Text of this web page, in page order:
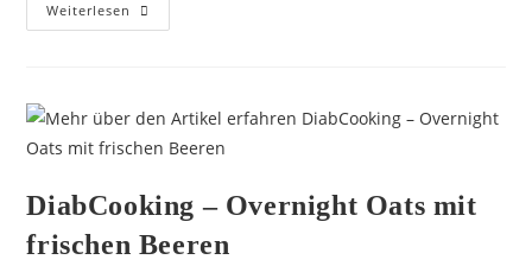
Weiterlesen
DiabCooking – Overnight Oats mit
frischen Beeren